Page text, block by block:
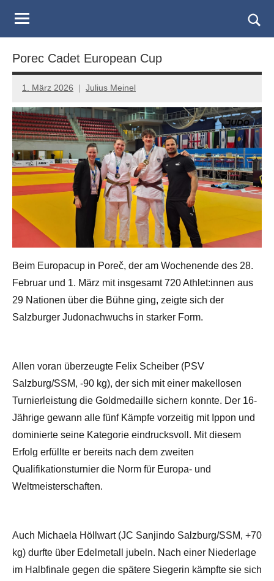
Judo
Landesverband
Salzburg
form
Porec Cadet European Cup
1. März 2026 Julius Meinel
Beim Europacup in Poreč, der am Wochenende des 28.
Februar und 1. März mit insgesamt 720 Athlet:innen aus
29 Nationen über die Bühne ging, zeigte sich der
Salzburger Judonachwuchs in starker Form.
Allen voran überzeugte Felix Scheiber (PSV
Salzburg/SSM, -90 kg), der sich mit einer makellosen
Turnierleistung die Goldmedaille sichern konnte. Der 16-
Jährige gewann alle fünf Kämpfe vorzeitig mit Ippon und
dominierte seine Kategorie eindrucksvoll. Mit diesem
Erfolg erfüllte er bereits nach dem zweiten
Qualifikationsturnier die Norm für Europa- und
Weltmeisterschaften.
Auch Michaela Höllwart (JC Sanjindo Salzburg/SSM, +70
kg) durfte über Edelmetall jubeln. Nach einer Niederlage
im Halbfinale gegen die spätere Siegerin kämpfte sie sich